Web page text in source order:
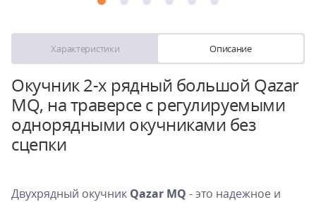
Характеристики Описание
Окучник 2-х рядный большой Qazar
MQ, на траверсе с регулируемыми
однорядными окучниками без
сцепки
Двухрядный окучник Qazar MQ - это надежное и